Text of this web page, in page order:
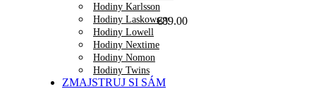
Hodiny Karlsson
Hodiny Laskowscy
Hodiny Lowell
Hodiny Nextime
Hodiny Nomon
Hodiny Twins
ZMAJSTRUJ SI SÁM
€89.00